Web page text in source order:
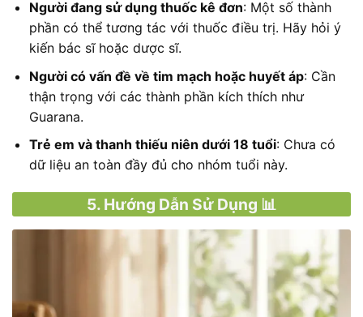
Người đang sử dụng thuốc kê đơn: Một số thành
phần có thể tương tác với thuốc điều trị. Hãy hỏi ý
kiến bác sĩ hoặc dược sĩ.
Người có vấn đề về tim mạch hoặc huyết áp: Cần
thận trọng với các thành phần kích thích như
Guarana.
Trẻ em và thanh thiếu niên dưới 18 tuổi: Chưa có
dữ liệu an toàn đầy đủ cho nhóm tuổi này.
5. Hướng Dẫn Sử Dụng 📊